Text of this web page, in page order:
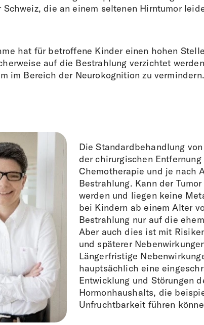
die an einem seltenen Hirntumor
hat für betroffene Kinder einen hohen
auf die Bestrahlung verzichtet
im Bereich der Neurokognition zu
Die Standardbehandlung
der chirurgischen Entfernung
Chemotherapie und je nach
Bestrahlung. Kann der
werden und liegen keine
bei Kindern ab einem Alter
Bestrahlung nur auf die
Aber auch dies ist mit
und späterer
Längerfristige
hauptsächlich eine
Entwicklung und Störungen
Hormonhaushalts, die
Unfruchtbarkeit führen